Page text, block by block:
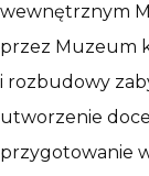
wewnętrznym
przez Muzeum
i rozbudowy
utworzenie
przygotowanie